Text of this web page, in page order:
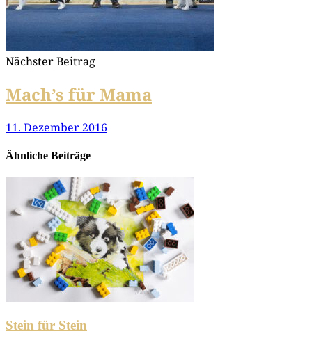
Nächster Beitrag
Mach’s für Mama
11. Dezember 2016
Ähnliche Beiträge
Stein für Stein